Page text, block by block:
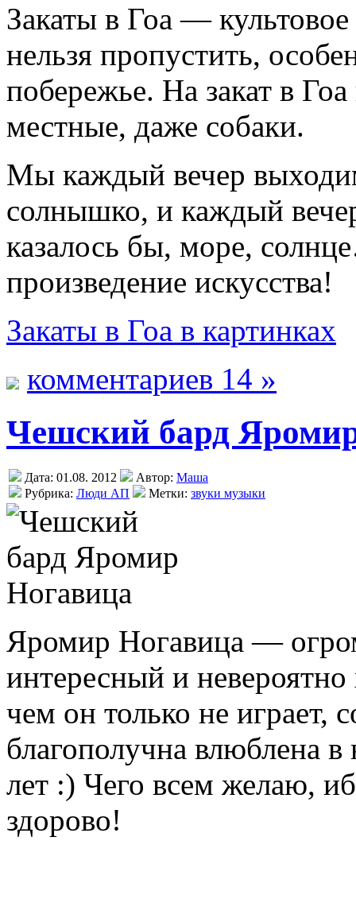
Закаты в Гоа —
нельзя пропустить,
побережье. На закат в
местные, даже собаки.
Мы каждый вечер
солнышко, и каждый
казалось бы, море,
произведение искусства!
Закаты в Гоа в картинках
комментариев 14 »
Чешский бард
Дата: 01.08. 2012 Автор: Маша
Рубрика: Люди АП Метки: звуки музыки
Яромир Ногавица —
интересный и
чем он только не
благополучна влюблена в
лет :) Чего всем желаю,
здорово!